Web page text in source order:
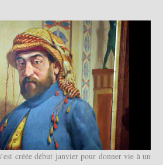
créée début janvier pour donner vie à un